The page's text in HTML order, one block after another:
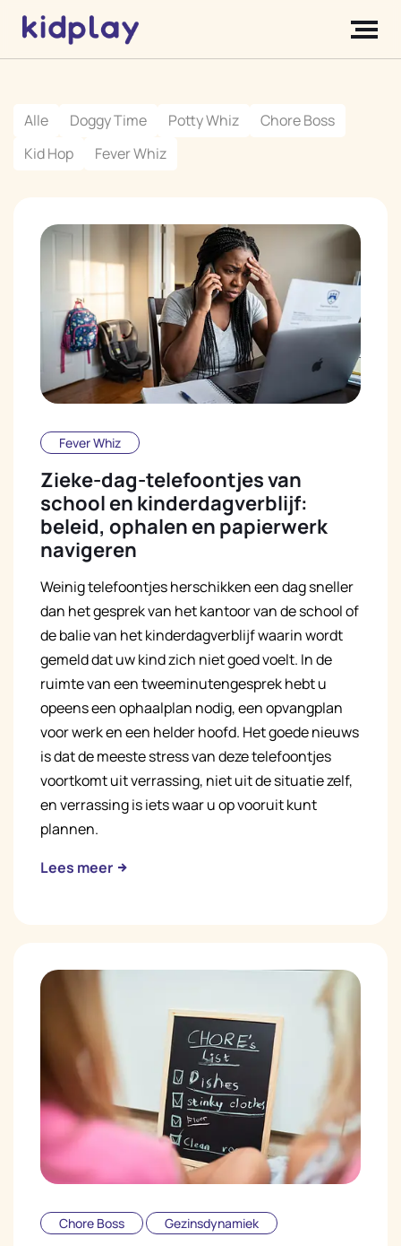
Alle Doggy Time Potty Whiz
Chore Boss
Kid Hop
Fever Whiz
Fever Whiz
Zieke-dag-telefoontjes van
school en kinderdagverblijf:
beleid, ophalen en papierwerk
navigeren
Weinig telefoontjes herschikken een dag sneller
dan het gesprek van het kantoor van de school of
de balie van het kinderdagverblijf waarin wordt
gemeld dat uw kind zich niet goed voelt. In de
ruimte van een tweeminutengesprek hebt u
opeens een ophaalplan nodig, een opvangplan
voor werk en een helder hoofd. Het goede nieuws
is dat de meeste stress van deze telefoontjes
voortkomt uit verrassing, niet uit de situatie zelf,
en verrassing is iets waar u op vooruit kunt
plannen.
Lees meer
Chore Boss Gezinsdynamiek